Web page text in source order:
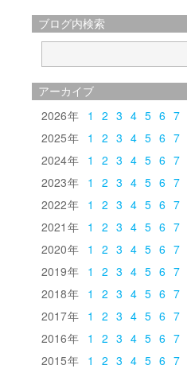
ブログ内検索
アーカイブ
2026 1 2 3 4 5 6 7
2025
1 2 3 4 5 6 7
2024
1 2 3 4 5 6 7
2023
1 2 3 4 5 6 7
2022
1 2 3 4 5 6 7
2021
1 2 3 4 5 6 7
2020
1 2 3 4 5 6 7
2019
1 2 3 4 5 6 7
2018
1 2 3 4 5 6 7
2017
1 2 3 4 5 6 7
2016
1 2 3 4 5 6 7
2015
1 2 3 4 5 6 7